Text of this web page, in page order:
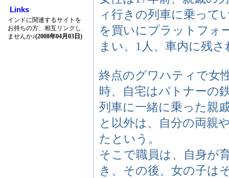
Links
インドに関連するサイトを
お持ちの方、相互リンクし
ませんか♪(2008年04月03日)
ィ行きの列車に乗って
を買いにプラットフォ
まい、1人、車内に残さ
終点のグワハティで女
時、自宅はパトナーの
列車に一緒に乗った親
と以外は、自分の両親
たという。
そこで職員は、自身が
き、その後、女の子は